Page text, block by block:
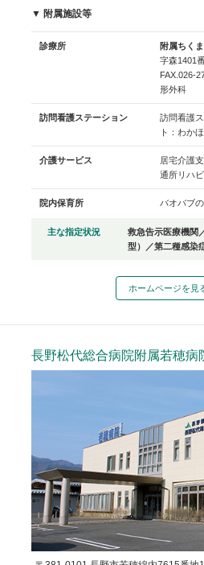
▼ 附属施設等
診療所 附属ちく
字森1401
FAX.026-
形外科
訪問看護ステーション
訪問看護
ト：わか
介護サービス
居宅介護
通所リハ
院内保育所 バオバブ
主な指定状況
救急告示医療機関
型）／第二種感染
ホームページを見
長野松代総合病院附属若穂病